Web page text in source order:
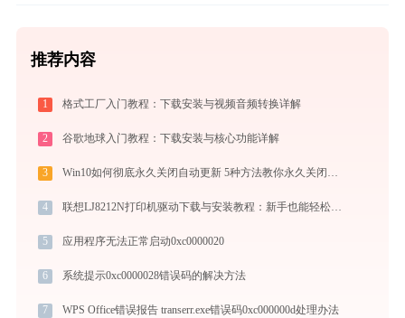
推荐内容
1 格式工厂入门教程：下载安装与视频音频转换详解
2 谷歌地球入门教程：下载安装与核心功能详解
3 Win10如何彻底永久关闭自动更新 5种方法教你永久关闭win10自动更新
4 联想LJ8212N打印机驱动下载与安装教程：新手也能轻松搞定
5 应用程序无法正常启动0xc0000020
6 系统提示0xc0000028错误码的解决方法
7 WPS Office错误报告 transerr.exe错误码0xc000000d处理办法